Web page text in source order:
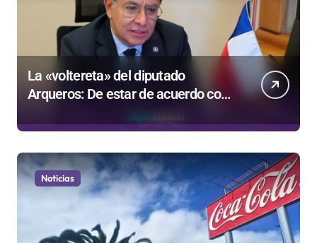
La «voltereta» del diputado
Arqueros: De estar de acuerdo con
privatizar Codelco a defender una
empresa 100% estatal
Noticias